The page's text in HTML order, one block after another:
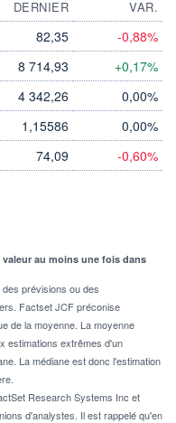
DERNIER
VAR.
82,35 -0,88%
8 714,93 +0,17%
4 342,26 0,00%
1,15586 0,00%
74,09 -0,60%
au moins une fois dans
prévisions ou des
Factset JCF préconise
de la moyenne. La moyenne
estimations extrêmes d'un
La médiane est donc l'estimation
Research Systems Inc et
d'analystes. Il est rappelé qu'en